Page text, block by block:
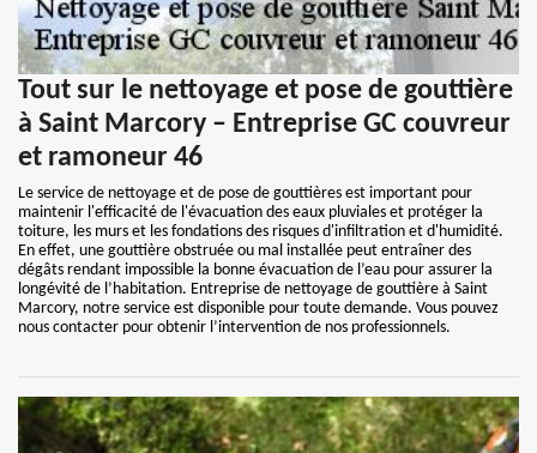
Tout sur le nettoyage et pose de gouttière
à Saint Marcory – Entreprise GC couvreur
et ramoneur 46
Le service de nettoyage et de pose de gouttières est important pour
maintenir l'efficacité de l'évacuation des eaux pluviales et protéger la
toiture, les murs et les fondations des risques d'infiltration et d'humidité.
En effet, une gouttière obstruée ou mal installée peut entraîner des
dégâts rendant impossible la bonne évacuation de l’eau pour assurer la
longévité de l’habitation. Entreprise de nettoyage de gouttière à Saint
Marcory, notre service est disponible pour toute demande. Vous pouvez
nous contacter pour obtenir l’intervention de nos professionnels.